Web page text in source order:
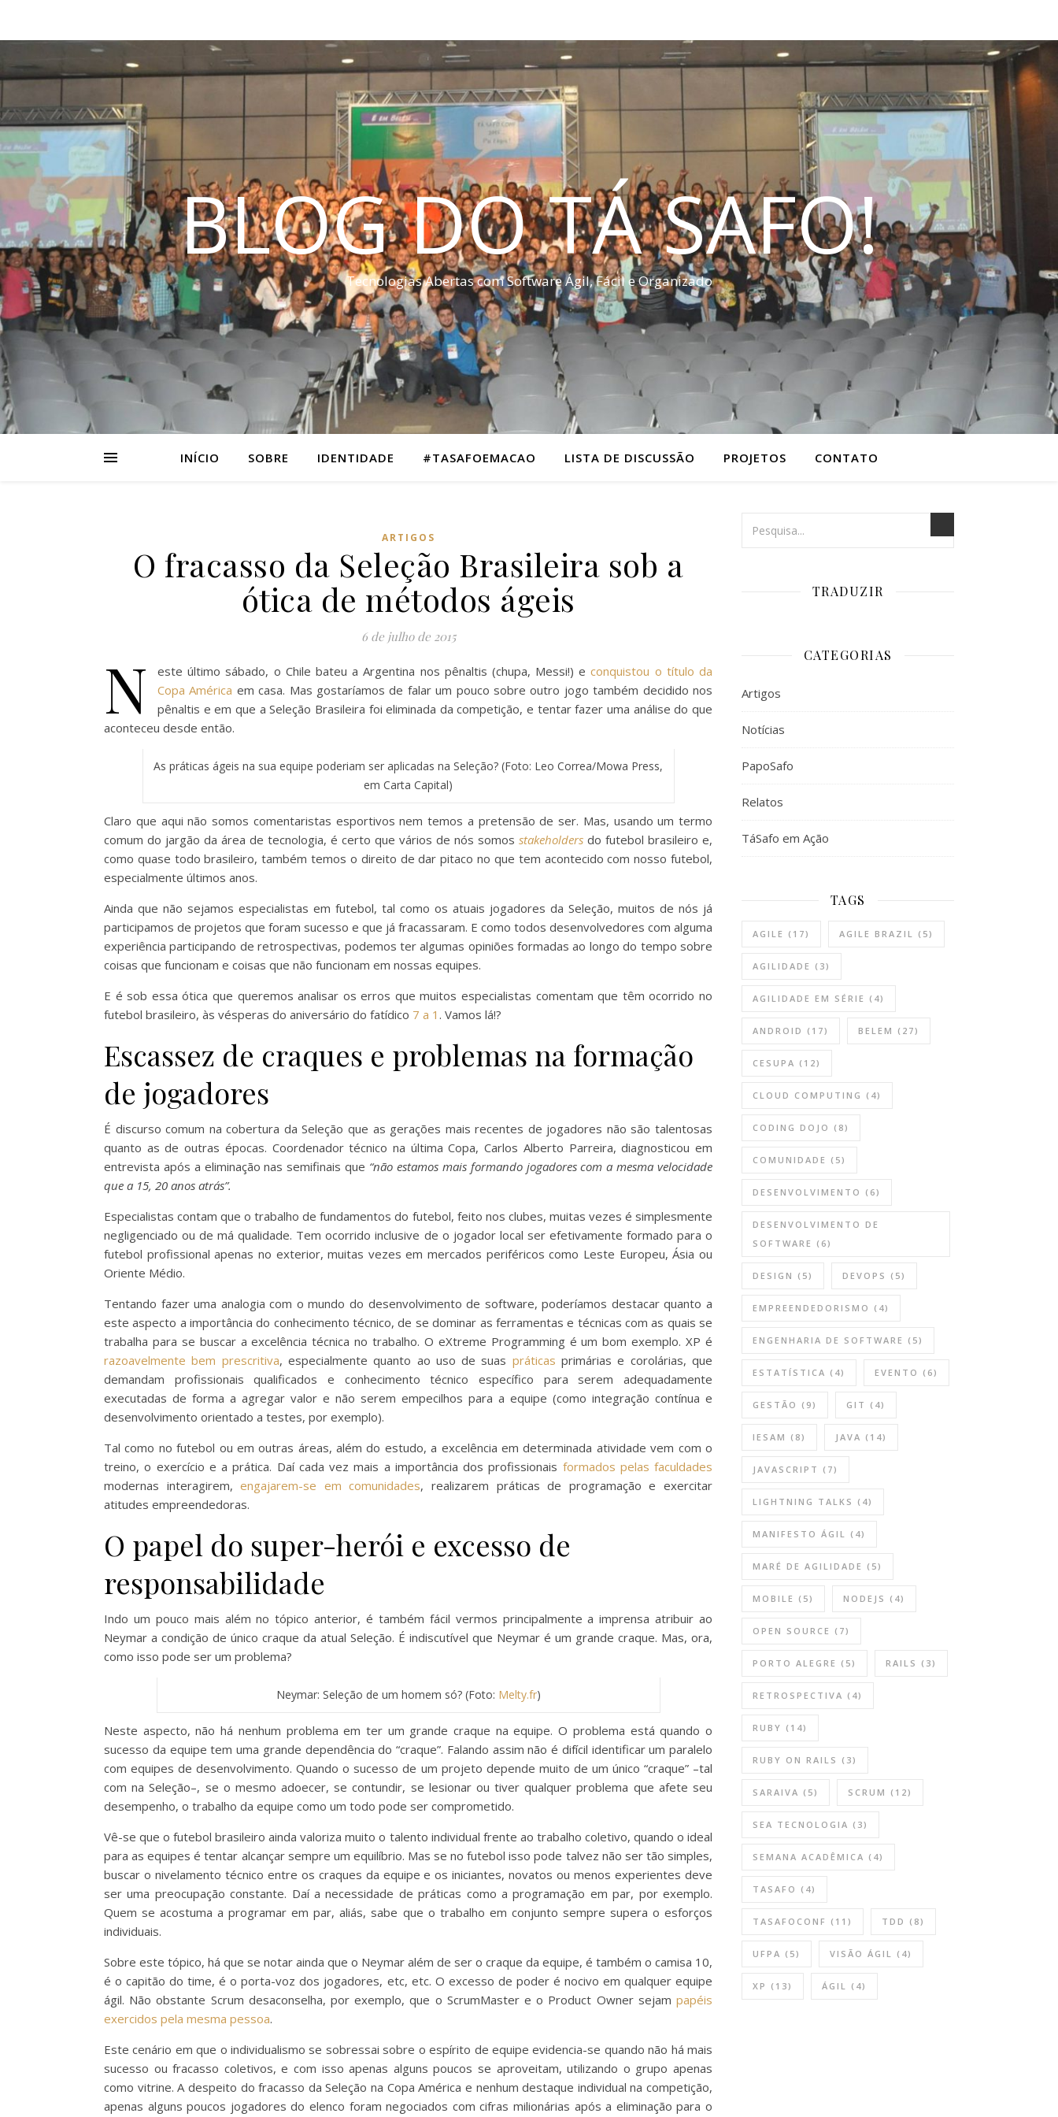
BLOG DO TÁ SAFO!
Tecnologias Abertas com Software Ágil, Fácil e Organizado
INÍCIO SOBRE IDENTIDADE #TASAFOEMACAO LISTA DE DISCUSSÃO PROJETOS CONTATO
ARTIGOS
O fracasso da Seleção Brasileira sob a
ótica de métodos ágeis
6 de julho de 2015
N este último sábado, o Chile bateu a Argentina nos pênaltis (chupa, Messi!) econquistou o título da
Copa América em casa. Mas gostaríamos de falar um pouco sobre outro jogo também decidido nos
pênaltis e em que a Seleção Brasileira foi eliminada da competição, e tentar fazer uma análise do que
aconteceu desde então.
As práticas ágeis na sua equipe poderiam ser aplicadas na Seleção? (Foto: Leo Correa/Mowa Press,
em Carta Capital)
Claro que aqui não somos comentaristas esportivos nem temos a pretensão de ser. Mas, usando um termo
comum do jargão da área de tecnologia, é certo que vários de nós somos stakeholders do futebol brasileiro e,
como quase todo brasileiro, também temos o direito de dar pitaco no que tem acontecido com nosso futebol,
especialmente últimos anos.
Ainda que não sejamos especialistas em futebol, tal como os atuais jogadores da Seleção, muitos de nós já
participamos de projetos que foram sucesso e que já fracassaram. E como todos desenvolvedores com alguma
experiência participando de retrospectivas, podemos ter algumas opiniões formadas ao longo do tempo sobre
coisas que funcionam e coisas que não funcionam em nossas equipes.
E é sob essa ótica que queremos analisar os erros que muitos especialistas comentam que têm ocorrido no
futebol brasileiro, às vésperas do aniversário do fatídico 7 a 1 . Vamos lá!?
Escassez de craques e problemas na formação
de jogadores
É discurso comum na cobertura da Seleção que as gerações mais recentes de jogadores não são talentosas
quanto as de outras épocas. Coordenador técnico na última Copa, Carlos Alberto Parreira, diagnosticou em
entrevista após a eliminação nas semifinais que “não estamos mais formando jogadores com a mesma velocidade
que a 15, 20 anos atrás”.
Especialistas contam que o trabalho de fundamentos do futebol, feito nos clubes, muitas vezes é simplesmente
negligenciado ou de má qualidade. Tem ocorrido inclusive de o jogador local ser efetivamente formado para o
futebol profissional apenas no exterior, muitas vezes em mercados periféricos como Leste Europeu, Ásia ou
Oriente Médio.
Tentando fazer uma analogia com o mundo do desenvolvimento de software, poderíamos destacar quanto a
este aspecto a importância do conhecimento técnico, de se dominar as ferramentas e técnicas com as quais se
trabalha para se buscar a excelência técnica no trabalho. O eXtreme Programming é um bom exemplo. XP é
razoavelmente bem prescritiva, especialmente quanto ao uso de suas práticas primárias e corolárias, que
demandam profissionais qualificados e conhecimento técnico específico para serem adequadamente
executadas de forma a agregar valor e não serem empecilhos para a equipe (como integração contínua e
desenvolvimento orientado a testes, por exemplo).
Tal como no futebol ou em outras áreas, além do estudo, a excelência em determinada atividade vem com o
treino, o exercício e a prática. Daí cada vez mais a importância dos profissionais formados pelas faculdades
modernas interagirem,engajarem-se em comunidades, realizarem práticas de programação e exercitar
atitudes empreendedoras.
O papel do super-herói e excesso de
responsabilidade
Indo um pouco mais além no tópico anterior, é também fácil vermos principalmente a imprensa atribuir ao
Neymar a condição de único craque da atual Seleção. É indiscutível que Neymar é um grande craque. Mas, ora,
como isso pode ser um problema?
Neymar: Seleção de um homem só? (Foto: Melty.fr)
Neste aspecto, não há nenhum problema em ter um grande craque na equipe. O problema está quando o
sucesso da equipe tem uma grande dependência do “craque”. Falando assim não é difícil identificar um paralelo
com equipes de desenvolvimento. Quando o sucesso de um projeto depende muito de um único “craque” –tal
com na Seleção–, se o mesmo adoecer, se contundir, se lesionar ou tiver qualquer problema que afete seu
desempenho, o trabalho da equipe como um todo pode ser comprometido.
Vê-se que o futebol brasileiro ainda valoriza muito o talento individual frente ao trabalho coletivo, quando o ideal
para as equipes é tentar alcançar sempre um equilíbrio. Mas se no futebol isso pode talvez não ser tão simples,
buscar o nivelamento técnico entre os craques da equipe e os iniciantes, novatos ou menos experientes deve
ser uma preocupação constante. Daí a necessidade de práticas como a programação em par, por exemplo.
Quem se acostuma a programar em par, aliás, sabe que o trabalho em conjunto sempre supera o esforços
individuais.
Sobre este tópico, há que se notar ainda que o Neymar além de ser o craque da equipe, é também o camisa 10,
é o capitão do time, é o porta-voz dos jogadores, etc, etc. O excesso de poder é nocivo em qualquer equipe
ágil. Não obstante Scrum desaconselha, por exemplo, que o ScrumMaster e o Product Owner sejam papéis
exercidos pela mesma pessoa.
Este cenário em que o individualismo se sobressai sobre o espírito de equipe evidencia-se quando não há mais
sucesso ou fracasso coletivos, e com isso apenas alguns poucos se aproveitam, utilizando o grupo apenas
como vitrine. A despeito do fracasso da Seleção na Copa América e nenhum destaque individual na competição,
apenas alguns poucos jogadores do elenco foram negociados com cifras milionárias após a eliminação para o
TRADUZIR
CATEGORIAS
Artigos
Notícias
PapoSafo
Relatos
TáSafo em Ação
TAGS
AGILE (17) AGILE BRAZIL (5)
AGILIDADE (3)
AGILIDADE EM SÉRIE (4)
ANDROID (17) BELEM (27)
CESUPA (12)
CLOUD COMPUTING (4)
CODING DOJO (8)
COMUNIDADE (5)
DESENVOLVIMENTO (6)
DESENVOLVIMENTO DE
SOFTWARE (6)
DESIGN (5) DEVOPS (5)
EMPREENDEDORISMO (4)
ENGENHARIA DE SOFTWARE (5)
ESTATÍSTICA (4) EVENTO (6)
GESTÃO (9) GIT (4)
IESAM (8) JAVA (14)
JAVASCRIPT (7)
LIGHTNING TALKS (4)
MANIFESTO ÁGIL (4)
MARÉ DE AGILIDADE (5)
MOBILE (5) NODEJS (4)
OPEN SOURCE (7)
PORTO ALEGRE (5) RAILS (3)
RETROSPECTIVA (4)
RUBY (14)
RUBY ON RAILS (3)
SARAIVA (5) SCRUM (12)
SEA TECNOLOGIA (3)
SEMANA ACADÊMICA (4)
TASAFO (4)
TASAFOCONF (11) TDD (8)
UFPA (5) VISÃO ÁGIL (4)
XP (13) ÁGIL (4)